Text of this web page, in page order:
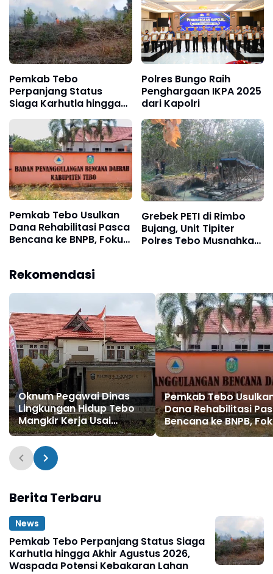
Orang Tua
Pemkab Tebo
Perpanjang Status
Siaga Karhutla hingga
Akhir Agustus 2026,
Waspada Potensi
Kebakaran Lahan
Polres Bungo Raih
Penghargaan IKPA 2025
dari Kapolri
Pemkab Tebo Usulkan
Dana Rehabilitasi Pasca
Bencana ke BNPB, Fokus
Grebek PETI di Rimbo
Bujang, Unit Tipiter
Polres Tebo Musnahkan
Rekomendasi
Oknum Pegawai Dinas
Lingkungan Hidup Tebo
Mangkir Kerja Usai
Dipanggil Polisi, Atasan
Pilih Bungkam
Pemkab Tebo
Dana Rehabilitasi
Bencana ke BNPB,
Perbaikan Jalan
Berita Terbaru
News
Pemkab Tebo Perpanjang Status Siaga
Karhutla hingga Akhir Agustus 2026,
Waspada Potensi Kebakaran Lahan